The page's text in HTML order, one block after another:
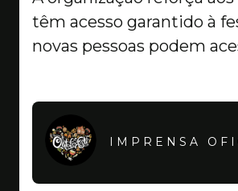
têm acesso garantido à
novas pessoas podem
IMPRENSA